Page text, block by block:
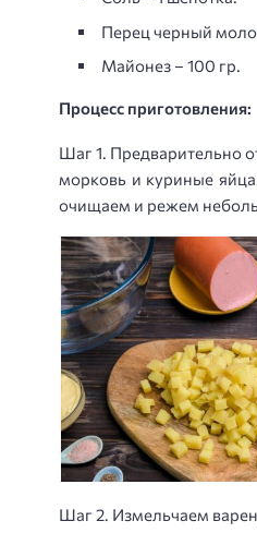
Перец черный
Майонез – 100 гр.
Процесс приготовления:
Шаг 1. Предварительно
морковь и куриные
очищаем и режем
Шаг 2. Измельчаем